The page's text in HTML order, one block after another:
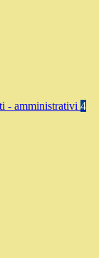
- amministrativi 4